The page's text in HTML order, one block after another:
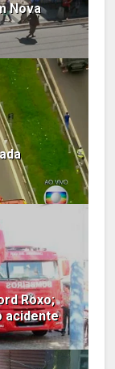
Nova
Roxo;
acidente